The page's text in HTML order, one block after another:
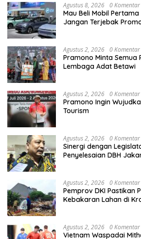
Agustus 8, 2026 0 Komentar
Mau Beli Mobil Pertama
Jangan Terjebak
Agustus 2, 2026 0 Komentar
Pramono Minta Semua
Lembaga Adat Betawi
Agustus 2, 2026 0 Komentar
Pramono Ingin
Tourism
Agustus 2, 2026 0 Komentar
Sinergi dengan
Penyelesaian DBH
Agustus 2, 2026 0 Komentar
Pemprov DKI Pastikan
Kebakaran Lahan di
Agustus 2, 2026 0 Komentar
Vietnam Waspadai